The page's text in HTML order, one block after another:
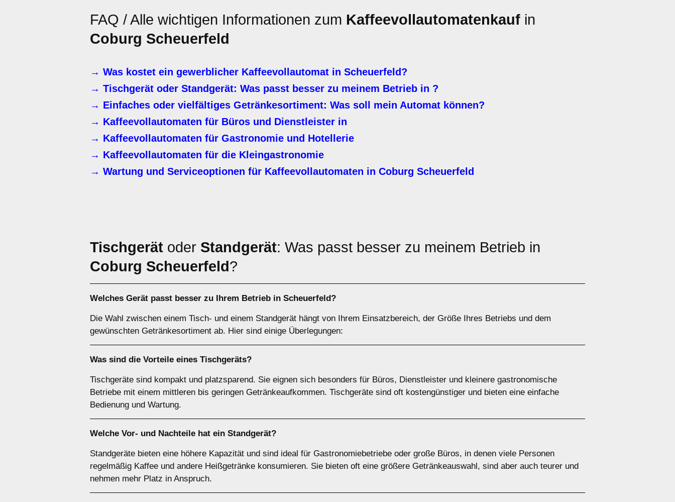
FAQ / Alle wichtigen Informationen zum Kaffeevollautomatenkauf in
Coburg Scheuerfeld
→ Was kostet ein gewerblicher Kaffeevollautomat in Scheuerfeld?
→ Tischgerät oder Standgerät: Was passt besser zu meinem Betrieb in ?
→ Einfaches oder vielfältiges Getränkesortiment: Was soll mein Automat können?
→ Kaffeevollautomaten für Büros und Dienstleister in
→ Kaffeevollautomaten für Gastronomie und Hotellerie
→ Kaffeevollautomaten für die Kleingastronomie
→ Wartung und Serviceoptionen für Kaffeevollautomaten in Coburg Scheuerfeld
Tischgerät oder Standgerät: Was passt besser zu meinem Betrieb in
Coburg Scheuerfeld?
Welches Gerät passt besser zu Ihrem Betrieb in Scheuerfeld?
Die Wahl zwischen einem Tisch- und einem Standgerät hängt von Ihrem Einsatzbereich, der Größe Ihres Betriebs und dem
gewünschten Getränkesortiment ab. Hier sind einige Überlegungen:
Was sind die Vorteile eines Tischgeräts?
Tischgeräte sind kompakt und platzsparend. Sie eignen sich besonders für Büros, Dienstleister und kleinere gastronomische
Betriebe mit einem mittleren bis geringen Getränkeaufkommen. Tischgeräte sind oft kostengünstiger und bieten eine einfache
Bedienung und Wartung.
Welche Vor- und Nachteile hat ein Standgerät?
Standgeräte bieten eine höhere Kapazität und sind ideal für Gastronomiebetriebe oder große Büros, in denen viele Personen
regelmäßig Kaffee und andere Heißgetränke konsumieren. Sie bieten oft eine größere Getränkeauswahl, sind aber auch teurer und
nehmen mehr Platz in Anspruch.